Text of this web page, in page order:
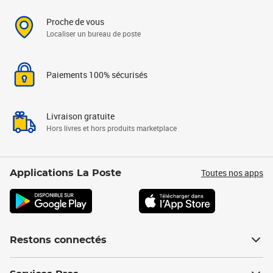
Proche de vous
Localiser un bureau de poste
Paiements 100% sécurisés
Livraison gratuite
Hors livres et hors produits marketplace
Applications La Poste Toutes nos apps
Restons connectés